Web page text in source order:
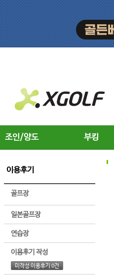
조인/양도 부킹
이용후기
골프장
일본골프장
연습장
이용후기 작성
미작성 이용후기 0건